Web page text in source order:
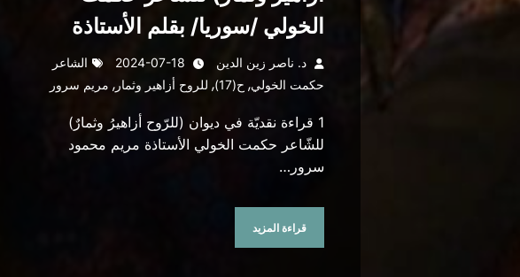
الخولي /سوريا/ بقلم الأستاذة
مريم محمود سرور/ لبنان
د. ناصر زين الدين 2024-07-18
الشاعر
حكمت الخولي, ح(17) , للروح أزاهير وثمار , مريم سرور
1 قراءة نقديّة في ديوان (للرّوح أزاهيرُ وثمارٌ)
للشّاعر حكمت الخولي الأستاذة مريم محمود
سرور…
قراءة المزيد